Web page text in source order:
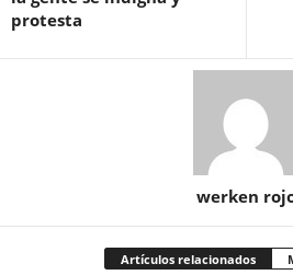
protesta
werken
Artículos relacionados